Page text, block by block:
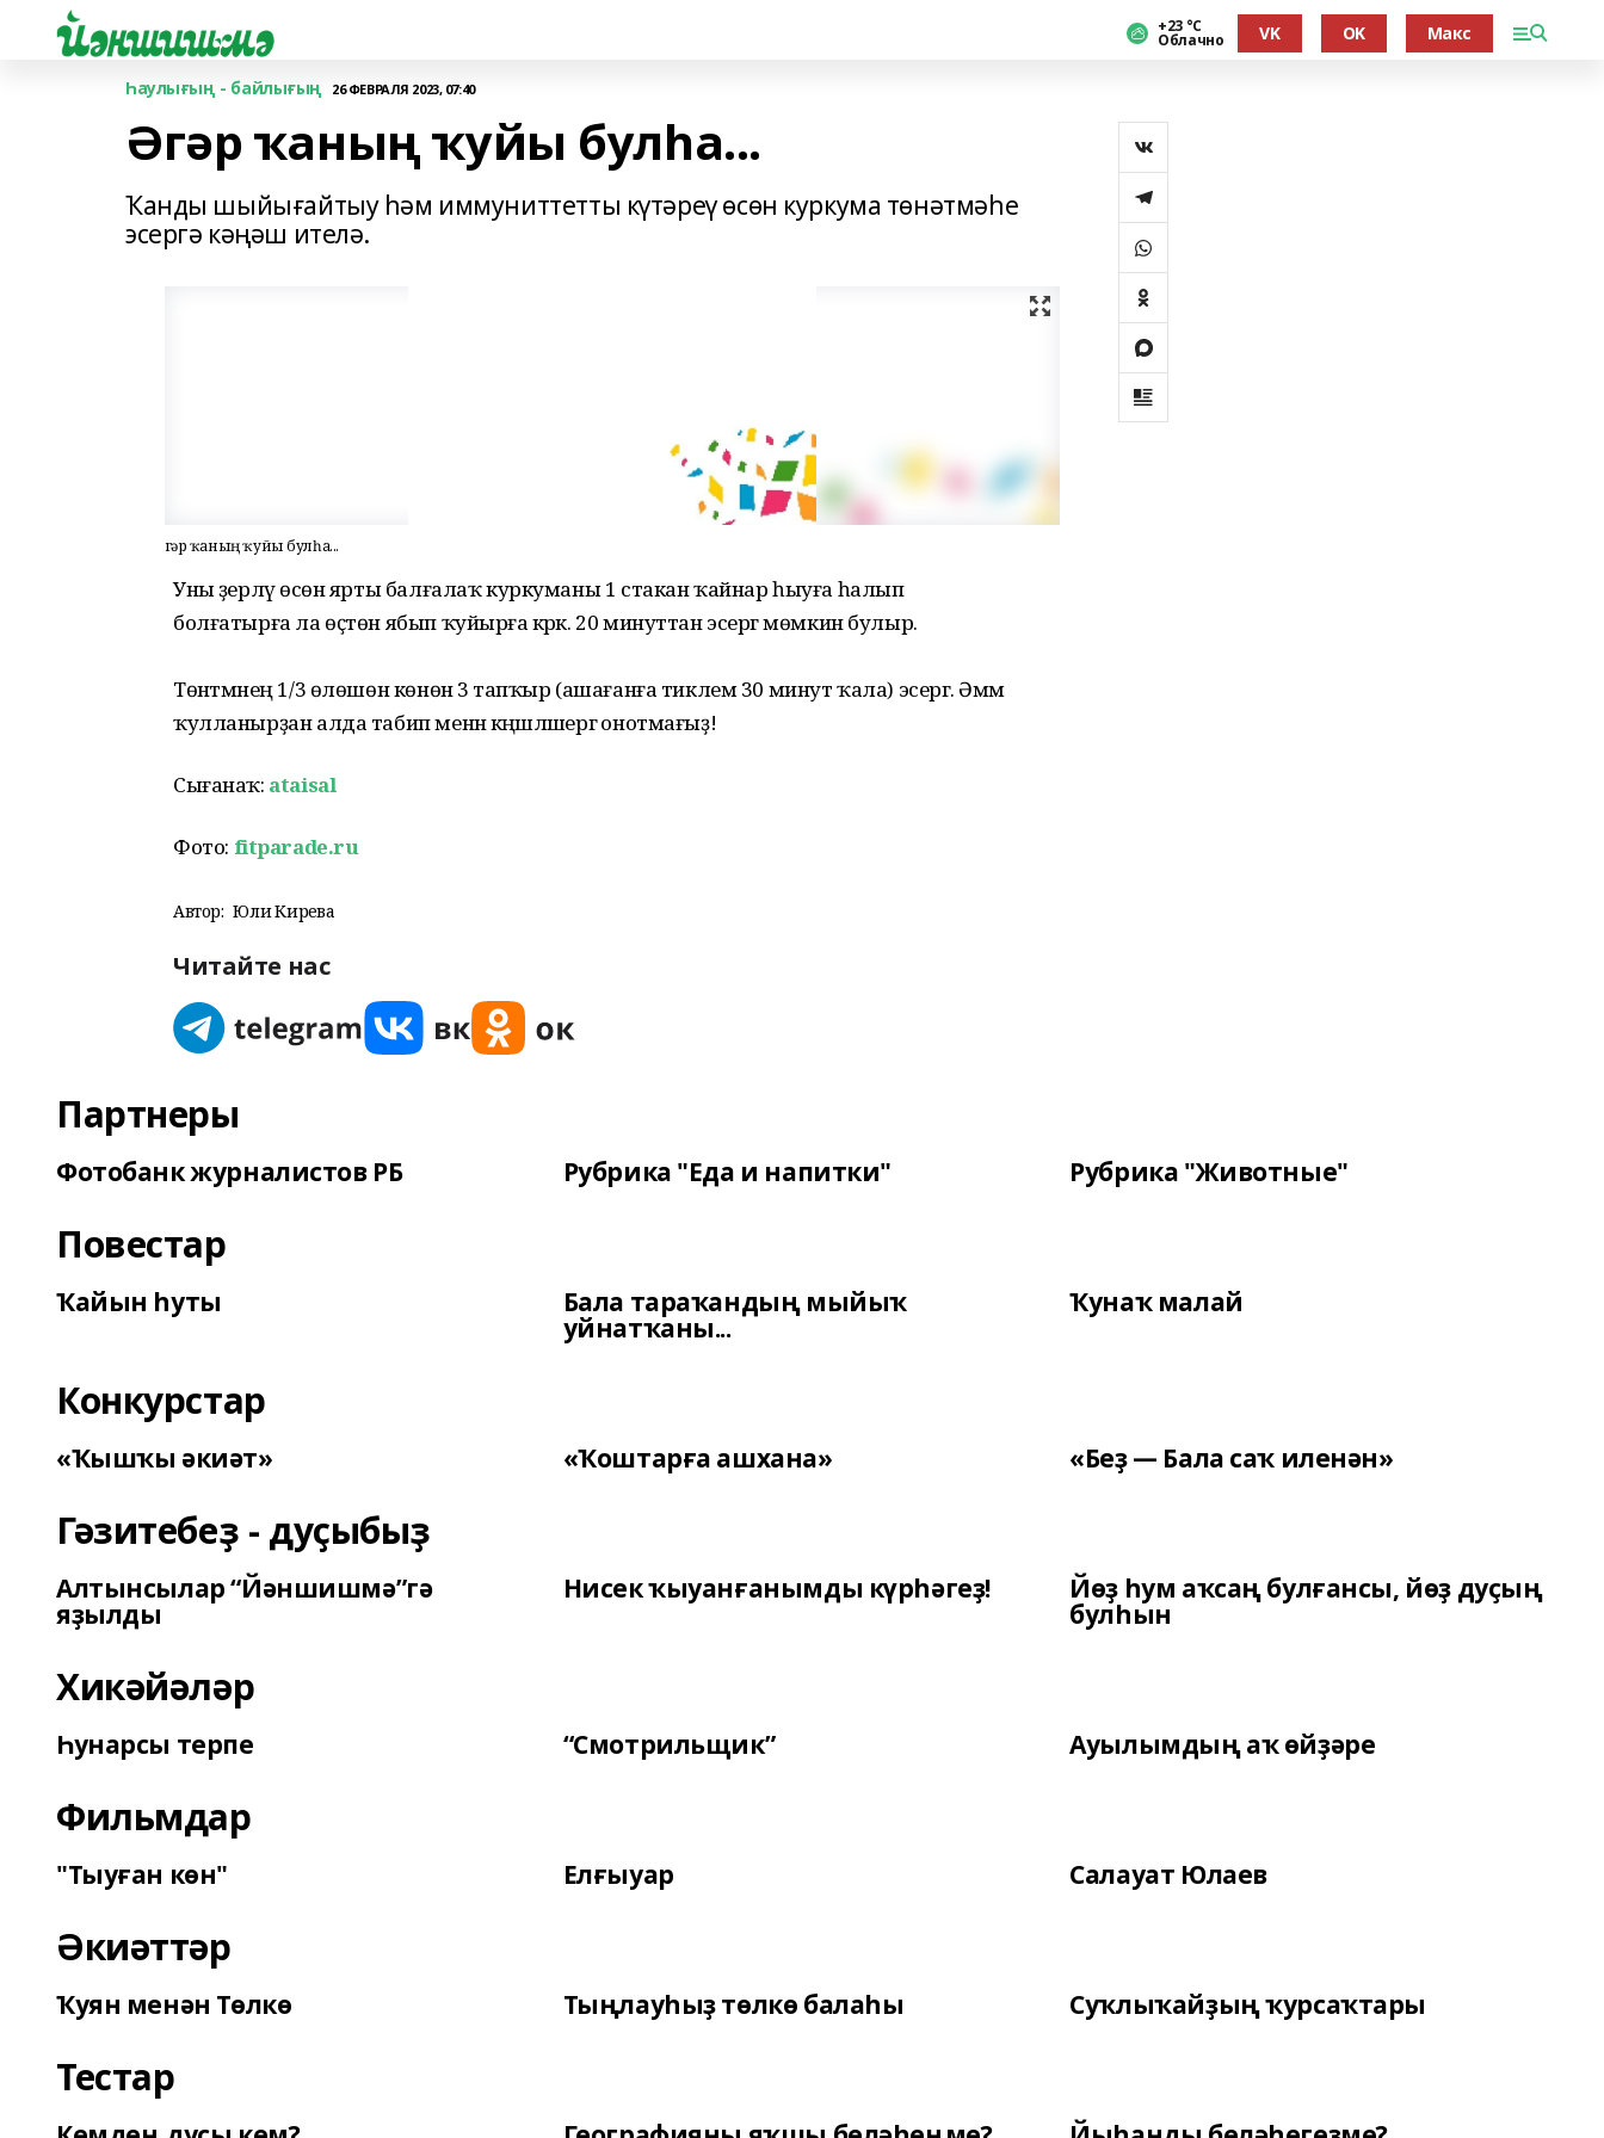
+23 °С
Облачно VK OK Макс
Һаулығың - байлығың 26 ФЕВРАЛЯ 2023, 07:40
Әгәр ҡаның ҡуйы булһа...
Ҡанды шыйығайтыу һәм иммуниттетты күтәреү өсөн куркума төнәтмәһе
эсергә кәңәш ителә.
Әгәр ҡаның ҡуйы булһа...
Уны әҙерләү өсөн ярты балғалаҡ куркуманы 1 стакан ҡайнар һыуға һалып
болғатырға ла өҫтөн ябып ҡуйырға кәрәк. 20 минуттан эсергә мөмкин булыр.
Төнәтмәнең 1/3 өлөшөн көнөнә 3 тапҡыр (ашағанға тиклем 30 минут ҡала) эсергә. Әммә
ҡулланырҙан алда табип менән кәңәшләшергә онотмағыҙ!
Сығанаҡ: ataisal
Фото: fitparade.ru
Автор: Юлиә Кирәева
Читайте нас
Партнеры
Фотобанк журналистов РБ Рубрика "Еда и напитки" Рубрика "Животные"
Повестар
Ҡайын һуты Бала тараҡандың мыйыҡ
уйнатҡаны...
Ҡунаҡ малай
Конкурстар
«Ҡышҡы әкиәт» «Ҡоштарға ашхана» «Беҙ — Бала саҡ иленән»
Гәзитебеҙ - дуҫыбыҙ
Алтынсылар “Йәншишмә”гә
яҙылды
Нисек ҡыуанғанымды күрһәгеҙ! Йөҙ һум аҡсаң булғансы, йөҙ дуҫың
булһын
Хикәйәләр
Һунарсы терпе “Смотрильщик” Ауылымдың аҡ өйҙәре
Фильмдар
"Тыуған көн" Елғыуар Салауат Юлаев
Әкиәттәр
Ҡуян менән Төлкө Тыңлауһыҙ төлкө балаһы Суҡлыҡайҙың ҡурсаҡтары
Тестар